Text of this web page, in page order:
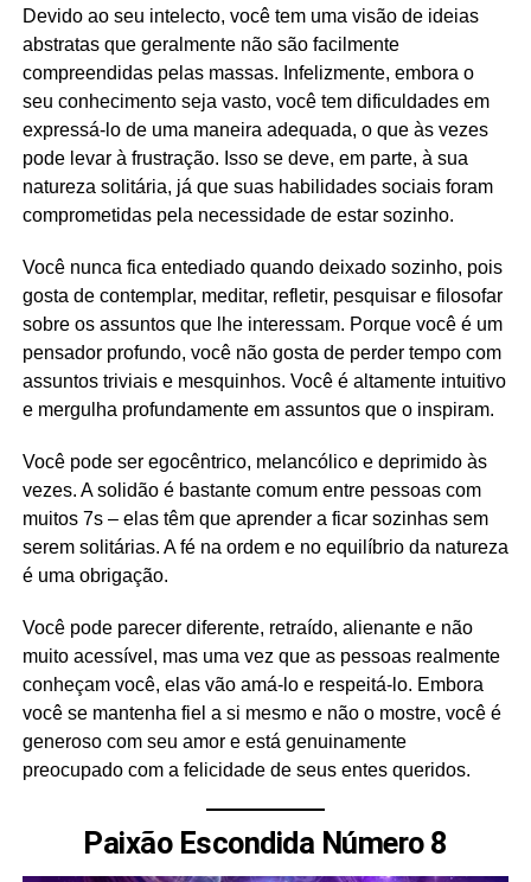
Devido ao seu intelecto, você tem uma visão de ideias
abstratas que geralmente não são facilmente
compreendidas pelas massas. Infelizmente, embora o
seu conhecimento seja vasto, você tem dificuldades em
expressá-lo de uma maneira adequada, o que às vezes
pode levar à frustração. Isso se deve, em parte, à sua
natureza solitária, já que suas habilidades sociais foram
comprometidas pela necessidade de estar sozinho.
Você nunca fica entediado quando deixado sozinho, pois
gosta de contemplar, meditar, refletir, pesquisar e filosofar
sobre os assuntos que lhe interessam. Porque você é um
pensador profundo, você não gosta de perder tempo com
assuntos triviais e mesquinhos. Você é altamente intuitivo
e mergulha profundamente em assuntos que o inspiram.
Você pode ser egocêntrico, melancólico e deprimido às
vezes. A solidão é bastante comum entre pessoas com
muitos 7s – elas têm que aprender a ficar sozinhas sem
serem solitárias. A fé na ordem e no equilíbrio da natureza
é uma obrigação.
Você pode parecer diferente, retraído, alienante e não
muito acessível, mas uma vez que as pessoas realmente
conheçam você, elas vão amá-lo e respeitá-lo. Embora
você se mantenha fiel a si mesmo e não o mostre, você é
generoso com seu amor e está genuinamente
preocupado com a felicidade de seus entes queridos.
Paixão Escondida Número 8